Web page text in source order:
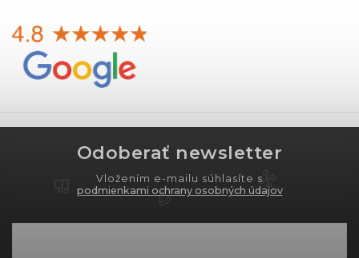
Odoberať newsletter
Vložením e-mailu súhlasíte s
podmienkami ochrany osobných údajov